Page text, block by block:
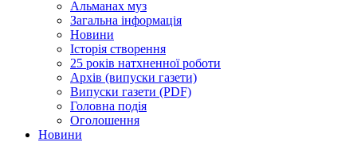
Альманах муз
Загальна інформація
Новини
Історія створення
25 років натхненної роботи
Архів (випуски газети)
Випуски газети (PDF)
Головна подія
Оголошення
Новини